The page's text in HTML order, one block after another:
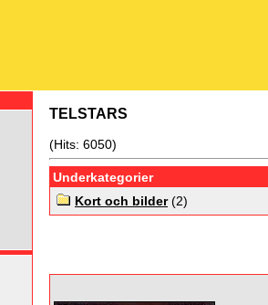
TELSTARS
(Hits: 6050)
Underkategorier
Kort och bilder(2)